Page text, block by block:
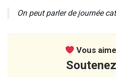
On peut parler de journée
Vous